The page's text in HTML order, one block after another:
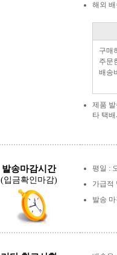
해외
구매
주문
배송
제품
타 택
발송마감시간
(입금확인마감)
평일 :
가급적
발송